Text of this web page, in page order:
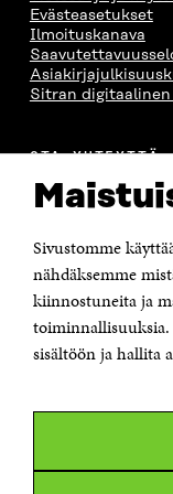
Sivustomme
nähdäksemme
kiinnostuneita ja
sisältöön ja hallita
S
S
A
S
A
Evästeasetukset
Ilmoituskanava
Sitran
OTA YHTEYTTÄ
Itämerenkatu 11-
00181 Helsinki
Puhelin +358 294
Sähköpostiosoite
Saapumisohjeet
Y-tunnus
uudessa